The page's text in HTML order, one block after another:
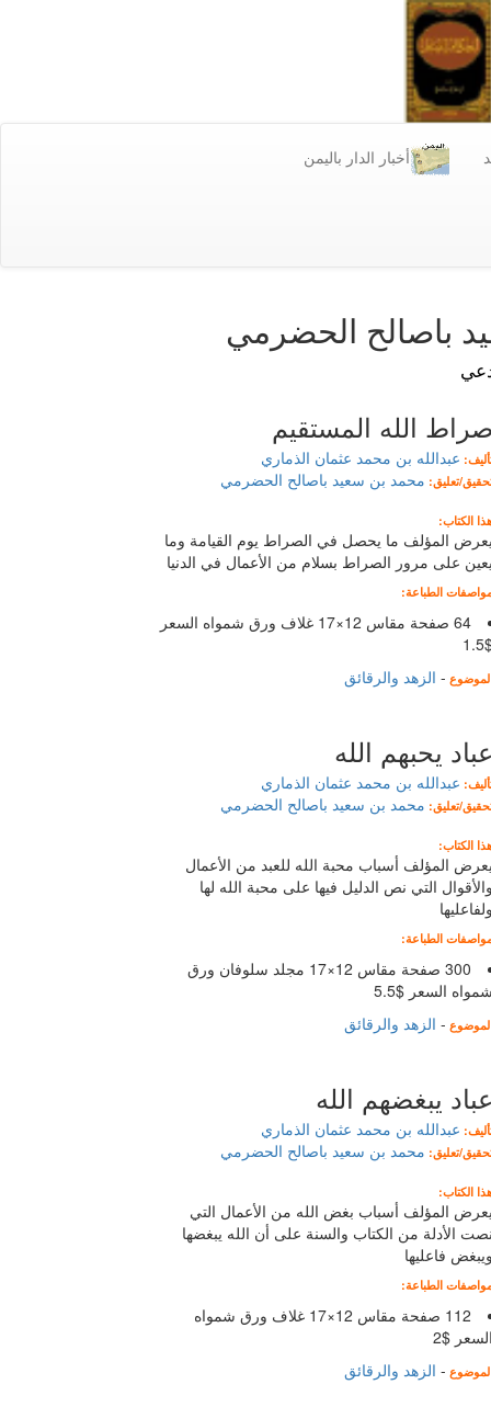
أخبار الدار باليمن
باصالح الحضرمي
الله المستقيم
عبدالله بن محمد عثمان الذماري
تعليق: محمد بن سعيد باصالح الحضرمي
الكتاب:
المؤلف ما يحصل في الصراط يوم القيامة وما
على مرور الصراط بسلام من الأعمال في الدنيا
الطباعة:
64 صفحة مقاس 12×17 غلاف ورق شمواه السعر
- الزهد والرقائق
يحبهم الله
عبدالله بن محمد عثمان الذماري
تعليق: محمد بن سعيد باصالح الحضرمي
الكتاب:
المؤلف أسباب محبة الله للعبد من الأعمال
التي نص الدليل فيها على محبة الله لها
الطباعة:
300 صفحة مقاس 12×17 مجلد سلوفان ورق
السعر $5.5
- الزهد والرقائق
يبغضهم الله
عبدالله بن محمد عثمان الذماري
تعليق: محمد بن سعيد باصالح الحضرمي
الكتاب:
المؤلف أسباب بغض الله من الأعمال التي
الأدلة من الكتاب والسنة على أن الله يبغضها
فاعليها
الطباعة:
112 صفحة مقاس 12×17 غلاف ورق شمواه
$2
- الزهد والرقائق